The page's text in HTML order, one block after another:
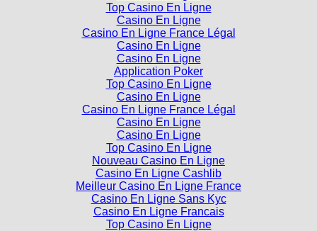
Top Casino En Ligne
Casino En Ligne
Casino En Ligne France Légal
Casino En Ligne
Casino En Ligne
Application Poker
Top Casino En Ligne
Casino En Ligne
Casino En Ligne France Légal
Casino En Ligne
Casino En Ligne
Top Casino En Ligne
Nouveau Casino En Ligne
Casino En Ligne Cashlib
Meilleur Casino En Ligne France
Casino En Ligne Sans Kyc
Casino En Ligne Francais
Top Casino En Ligne